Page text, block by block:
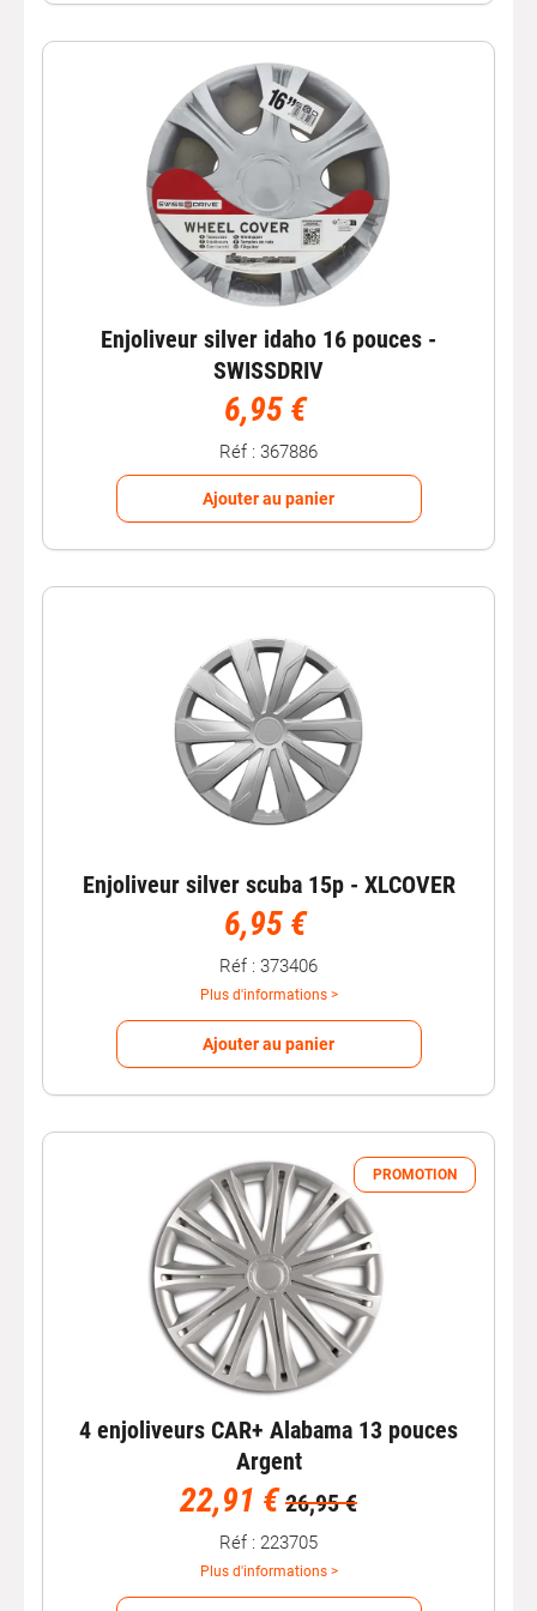
équipement automobile
Chez Autobacs, nous sommes des passionnés
d’automobile. Nous sélectionnons desenjoliveurs
fiables et durables pour répondre aux
exigences de votre véhicule.
Explorez dès maintenant notre gamme d’enjoliveurs et
d’accessoires pour personnaliser votrevéhicule
Autobacs est votre référence enéquipement automobile
Enjoliveur silver idaho 16 pouces -
SWISSDRIV
6,95 €
Réf : 367886
Ajouter au panier
Enjoliveur silver scuba 15p - XLCOVER
6,95 €
Réf : 373406
Plus d'informations >
Ajouter au panier
PROMOTION
4 enjoliveurs CAR+ Alabama 13 pouces
Argent
22,91 € 26,95 €
Réf : 223705
Plus d'informations >